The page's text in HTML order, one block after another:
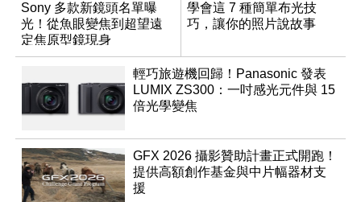
Sony 多款新鏡頭名單曝
光！從魚眼變焦到超望遠
定焦原型鏡現身
學會這 7 種簡單布光技
巧，讓你的照片說故事
輕巧旅遊機回歸！Panasonic 發表
LUMIX ZS300：一吋感光元件與 15
倍光學變焦
GFX 2026 攝影贊助計畫正式開跑！
提供高額創作基金與中片幅器材支
援